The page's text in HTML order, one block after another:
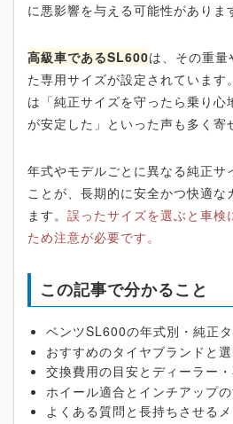
に悪影響を与える可能性がありま
高級車であるSL600は、その重量
た専用サイズが設定されています
は「純正サイズを守ったら乗り心
が安定した」といった声も多く寄
年式やモデルごとに異なる純正サ
ことが、長期的に安全かつ快適な
ます。 誤ったサイズを選ぶと車検
ため注意が必要です。
この記事で分かること
ベンツSL600の年式別・純正
おすすめのタイヤブランドと
交換費用の目安とディーラー
ホイール適合とインチアップ
よくある質問と長持ちさせる